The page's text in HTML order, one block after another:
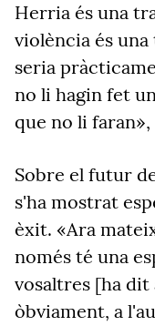
Herria és una
violència és
seria
no li hagin fet
que no li faran»,
Sobre el futur
s'ha mostrat
èxit. «Ara
només té una
vosaltres [ha dit
òbviament, a